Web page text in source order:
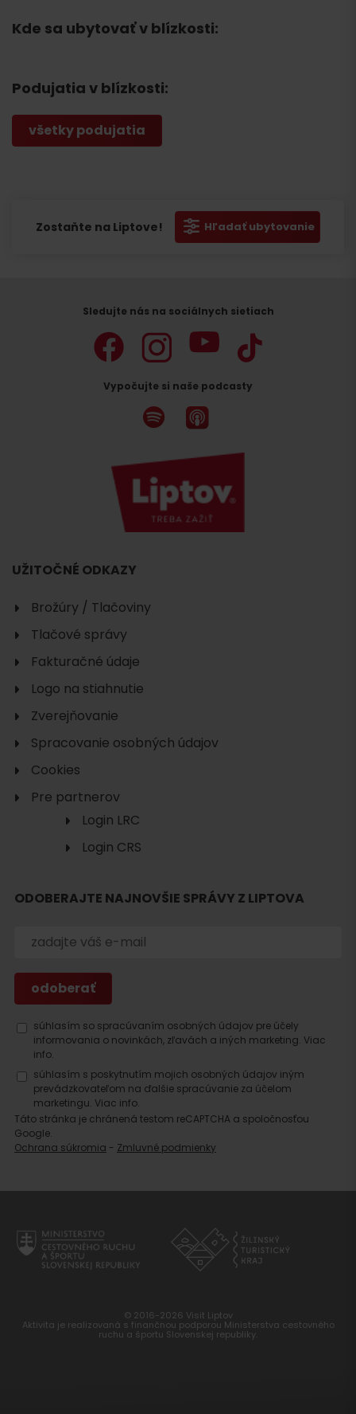
Kde sa ubytovať v blízkosti:
Podujatia v blízkosti:
všetky podujatia
Zostaňte na Liptove! Hľadať ubytovanie
ubytovanie
Sledujte nás na sociálnych sietiach
Vypočujte si naše podcasty
UŽITOČNÉ ODKAZY
Brožúry / Tlačoviny
Tlačové správy
Fakturačné údaje
Logo na stiahnutie
Zverejňovanie
Spracovanie osobných údajov
Cookies
Pre partnerov
Login LRC
Login CRS
ODOBERAJTE NAJNOVŠIE SPRÁVY Z LIPTOVA
súhlasím so spracúvaním osobných údajov pre účely
informovania o novinkách, zľavách a iných marketing. Viac
info.
súhlasím s poskytnutím mojich osobných údajov iným
prevádzkovateľom na ďalšie spracúvanie za účelom
marketingu. Viac info.
Táto stránka je chránená testom reCAPTCHA a spoločnosťou
Google.
Ochrana súkromia - Zmluvné podmienky
© 2016-2026 Visit Liptov
Aktivita je realizovaná s finančnou podporou Ministerstva cestovného
ruchu a športu Slovenskej republiky.